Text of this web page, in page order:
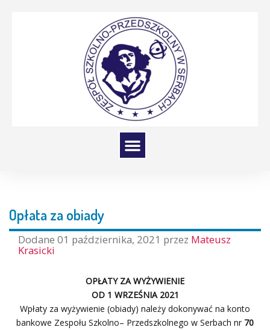
Opłata za obiady
Dodane 01 października, 2021 przez Mateusz
Krasicki
OPŁATY ZA WYŻYWIENIE
OD 1 WRZEŚNIA 2021
Wpłaty za wyżywienie (obiady) należy dokonywać na konto
bankowe Zespołu Szkolno– Przedszkolnego w Serbach nr 70